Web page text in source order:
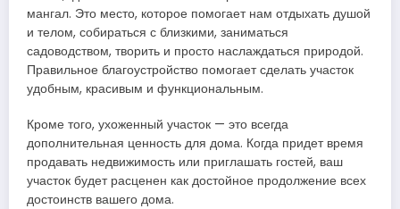
мангал. Это место, которое помогает нам отдыхать душой
и телом, собираться с близкими, заниматься
садоводством, творить и просто наслаждаться природой.
Правильное благоустройство помогает сделать участок
удобным, красивым и функциональным.
Кроме того, ухоженный участок — это всегда
дополнительная ценность для дома. Когда придет время
продавать недвижимость или приглашать гостей, ваш
участок будет расценен как достойное продолжение всех
достоинств вашего дома.